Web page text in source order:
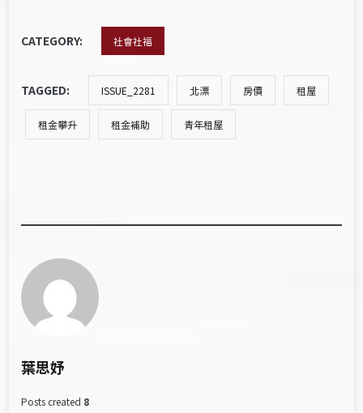
CATEGORY: 社會社福
TAGGED: ISSUE_2281 北漂 房價 租屋
租金攀升 租金補助 青年租屋
葉思妤
Posts created 8